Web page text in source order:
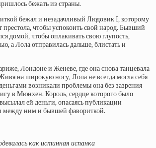
бежать из страны.
бежал и незадачливый Людовик I, которому
престола, чтобы успокоить свой народ. Бывший
домой, чтобы оплакивать свою глупость,
а Лола отправилась дальше, блистать и
Лондоне и Женеве, где она снова танцевала
на широкую ногу, Лола не всегда могла себя
возникали проблемы она без зазрения
в Мюнхен. Король, сердце которого было
ей деньги, опасаясь публикации
между ним и бывшей фавориткой.
как истинная испанка